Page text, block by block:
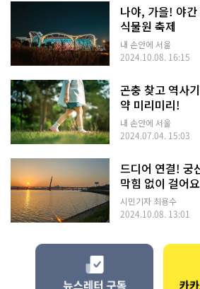
나야, 가을! 야
식물원 축제
내 손안에 서울
2024.10.08. 16:15
곤충 찾고 역사
약 미리미리!
내 손안에 서울
2024.07.04. 15:03
드디어 연결! 궁
막힘 없이 걸어요
시민기자 최용수
2024.10.08. 13:01